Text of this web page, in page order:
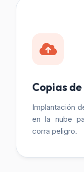
Copias
Implantación
en la nube
corra peligro.